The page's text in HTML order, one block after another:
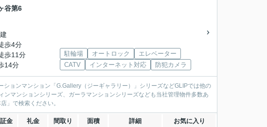
谷第6
歩4分
歩11分
14分
駐輪場 オートロック
エレベーター
CATV
インターネット対応 防犯カメラ
ョンマンション「G.Gallery（ジーギャラリー）」シリーズなどGLIPでは他の
マンションシリーズ、ガーラマンションシリーズなども当社管理物件多数あ
」で検索ください。
金 礼金 間取り 面積 詳細 お気に入り